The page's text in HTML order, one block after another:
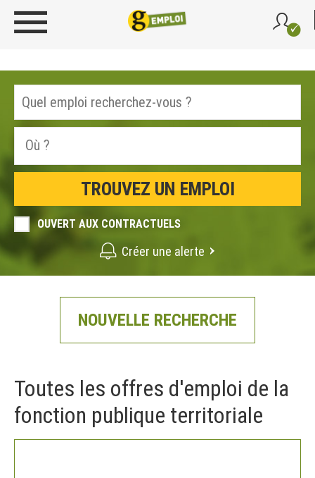
OUVERT AUX CONTRACTUELS
Créer une alerte
NOUVELLE RECHERCHE
Toutes les offres d'emploi de la
fonction publique territoriale